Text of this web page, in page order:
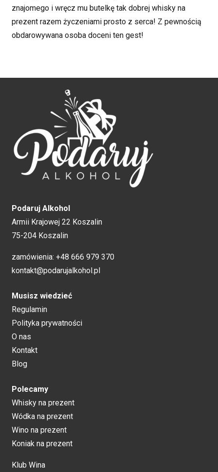
znajomego i wręcz mu butelkę tak dobrej whisky na
prezent razem życzeniami prosto z serca! Z pewnością
obdarowywana osoba doceni ten gest!
Podaruj Alkohol
Armii Krajowej 22 Koszalin
75-204 Koszalin
zamówienia: +48 666 979 370
kontakt@podarujalkohol.pl
Musisz wiedzieć
Regulamin
Polityka prywatności
O nas
Kontakt
Blog
Polecamy
Whisky na prezent
Wódka na prezent
Wino na prezent
Koniak na prezent
Klub Wina